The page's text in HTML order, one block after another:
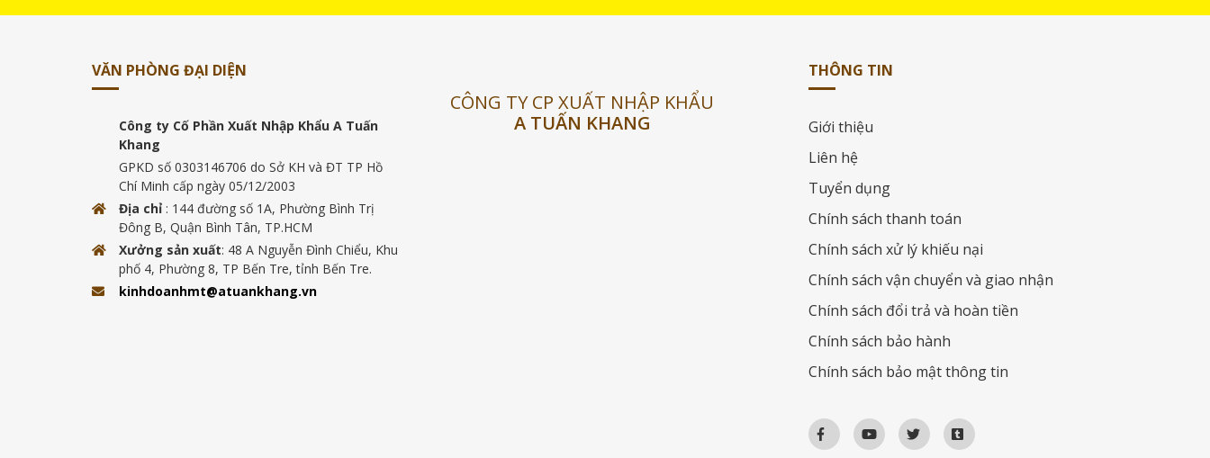
VĂN PHÒNG ĐẠI DIỆN
Công ty Cố Phần Xuất Nhập Khẩu A Tuấn
Khang
GPKD số 0303146706 do Sở KH và ĐT TP Hồ
Chí Minh cấp ngày 05/12/2003
Địa chỉ : 144 đường số 1A, Phường Bình Trị
Đông B, Quận Bình Tân, TP.HCM
Xưởng sản xuất: 48 A Nguyễn Đình Chiểu, Khu
phố 4, Phường 8, TP Bến Tre, tỉnh Bến Tre.
kinhdoanhmt@atuankhang.vn
CÔNG TY CP XUẤT NHẬP KHẨU
A TUẤN KHANG
THÔNG TIN
Giới thiệu
Liên hệ
Tuyển dụng
Chính sách thanh toán
Chính sách xử lý khiếu nại
Chính sách vận chuyển và giao nhận
Chính sách đổi trả và hoàn tiền
Chính sách bảo hành
Chính sách bảo mật thông tin